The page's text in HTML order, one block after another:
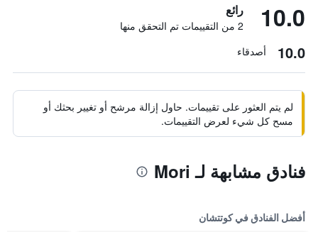
10.0 رائع
2 من التقييمات تم التحقق منها
10.0 أصدقاء
لم يتم العثور على تقييمات. حاول إزالة مرشح أو تغيير بحثك أو
مسح كل شيء لعرض التقييمات.
فنادق مشابهة لـ Mori
أفضل الفنادق في كوتتشان